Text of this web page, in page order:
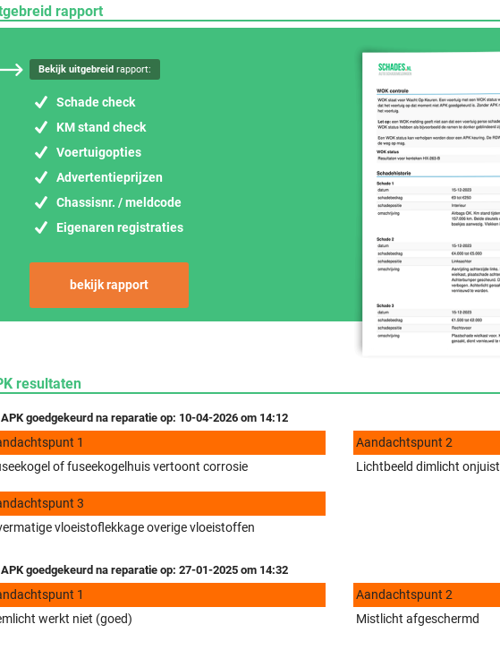
rapport
Bekijk uitgebreid rapport:
Schade check
KM stand check
Voertuigopties
Advertentieprijzen
Chassisnr. / meldcode
Eigenaren registraties
bekijk rapport
resultaten
APK goedgekeurd na reparatie op: 10-04-2026 om 14:12
1
of fuseekogelhuis vertoont corrosie
Aandachtspunt 2
Lichtbeeld dimlicht onjuist
3
vloeistoflekkage overige vloeistoffen
APK goedgekeurd na reparatie op: 27-01-2025 om 14:32
1
werkt niet (goed)
Aandachtspunt 2
Mistlicht afgeschermd